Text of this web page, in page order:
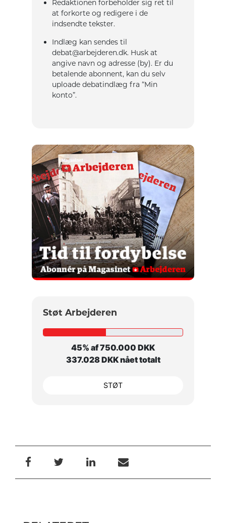
Redaktionen forbeholder sig ret til
at forkorte og redigere i de
indsendte tekster.
Indlæg kan sendes til
debat@arbejderen.dk. Husk at
angive navn og adresse (by). Er du
betalende abonnent, kan du selv
uploade debatindlæg fra “Min
konto”.
Støt Arbejderen
45% af 750.000 DKK
337.028 DKK nået totalt
STØT